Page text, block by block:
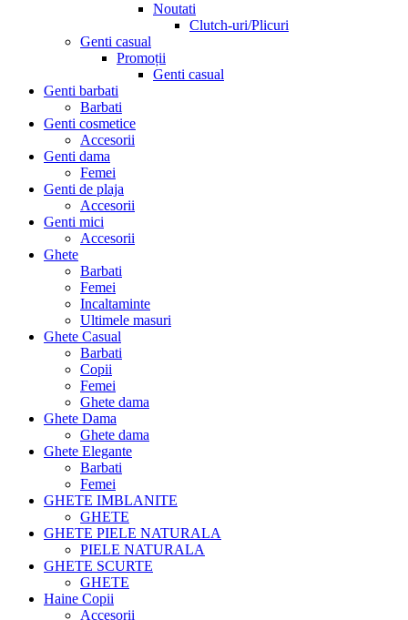
Noutati
Clutch-uri/Plicuri
Genti casual
Promoții
Genti casual
Genti barbati
Barbati
Genti cosmetice
Accesorii
Genti dama
Femei
Genti de plaja
Accesorii
Genti mici
Accesorii
Ghete
Barbati
Femei
Incaltaminte
Ultimele masuri
Ghete Casual
Barbati
Copii
Femei
Ghete dama
Ghete Dama
Ghete dama
Ghete Elegante
Barbati
Femei
GHETE IMBLANITE
GHETE
GHETE PIELE NATURALA
PIELE NATURALA
GHETE SCURTE
GHETE
Haine Copii
Accesorii